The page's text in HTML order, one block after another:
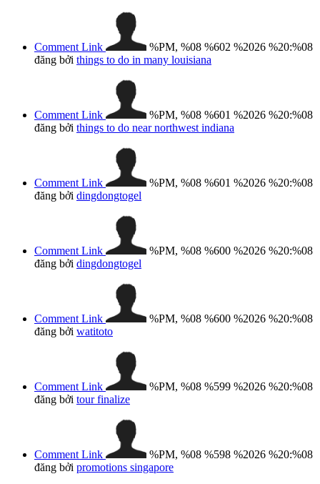
Comment Link
%PM, %08 %602 %2026 %20:%08
đăng bởi things to do in many louisiana
Comment Link
%PM, %08 %601 %2026 %20:%08
đăng bởi things to do near northwest indiana
Comment Link
%PM, %08 %601 %2026 %20:%08
đăng bởi dingdongtogel
Comment Link
%PM, %08 %600 %2026 %20:%08
đăng bởi dingdongtogel
Comment Link
%PM, %08 %600 %2026 %20:%08
đăng bởi watitoto
Comment Link
%PM, %08 %599 %2026 %20:%08
đăng bởi tour finalize
Comment Link
%PM, %08 %598 %2026 %20:%08
đăng bởi promotions singapore